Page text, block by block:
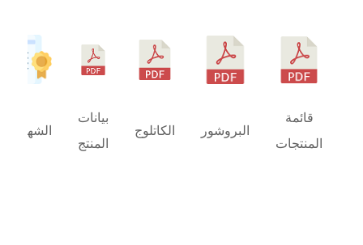
قائمة
المنتجات
البروشور الكاتلوج
بيانات
المنتج
الشهادات